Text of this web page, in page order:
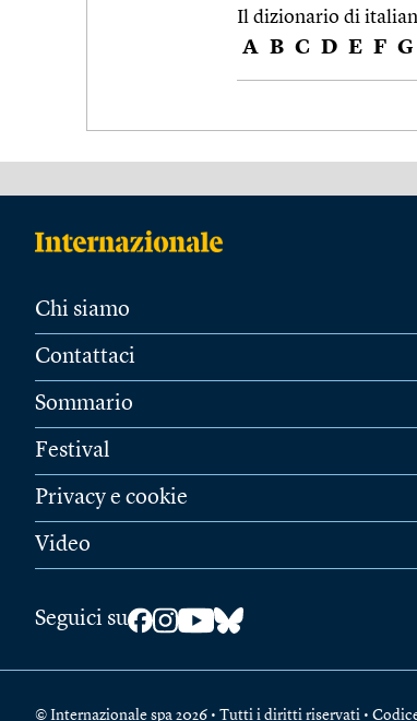
Il dizionario di
A B C D E F G
Chi siamo
Contattaci
Sommario
Festival
Privacy e cookie
Video
Seguici su
© Internazionale spa 2026 • Tutti i diritti riservati •